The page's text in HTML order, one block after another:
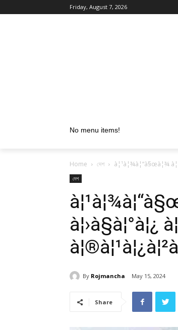
Friday, August 7, 2026
No menu items!
Home দেশ à¦¹à¦¾à¦“à§œà¦¾
দেশ
By Rojmancha May 15, 2024
Share